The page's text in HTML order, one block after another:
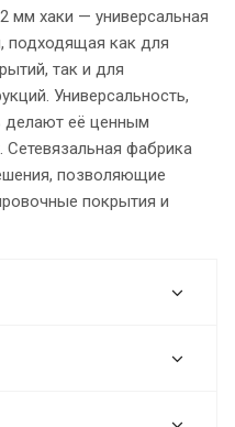
мм хаки — универсальная
подходящая как для
так и для
Универсальность,
делают её ценным
Сетевязальная фабрика
позволяющие
покрытия и